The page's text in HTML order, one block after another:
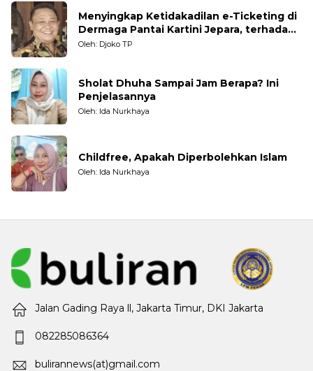
Menyingkap Ketidakadilan e-Ticketing di
Dermaga Pantai Kartini Jepara, terhadap
Nelayan Tradisional
Oleh: Djoko TP
Sholat Dhuha Sampai Jam Berapa? Ini
Penjelasannya
Oleh: Ida Nurkhaya
Childfree, Apakah Diperbolehkan Islam
Oleh: Ida Nurkhaya
Jalan Gading Raya ll, Jakarta Timur, DKI Jakarta
082285086364
bulirannews(at)gmail.com